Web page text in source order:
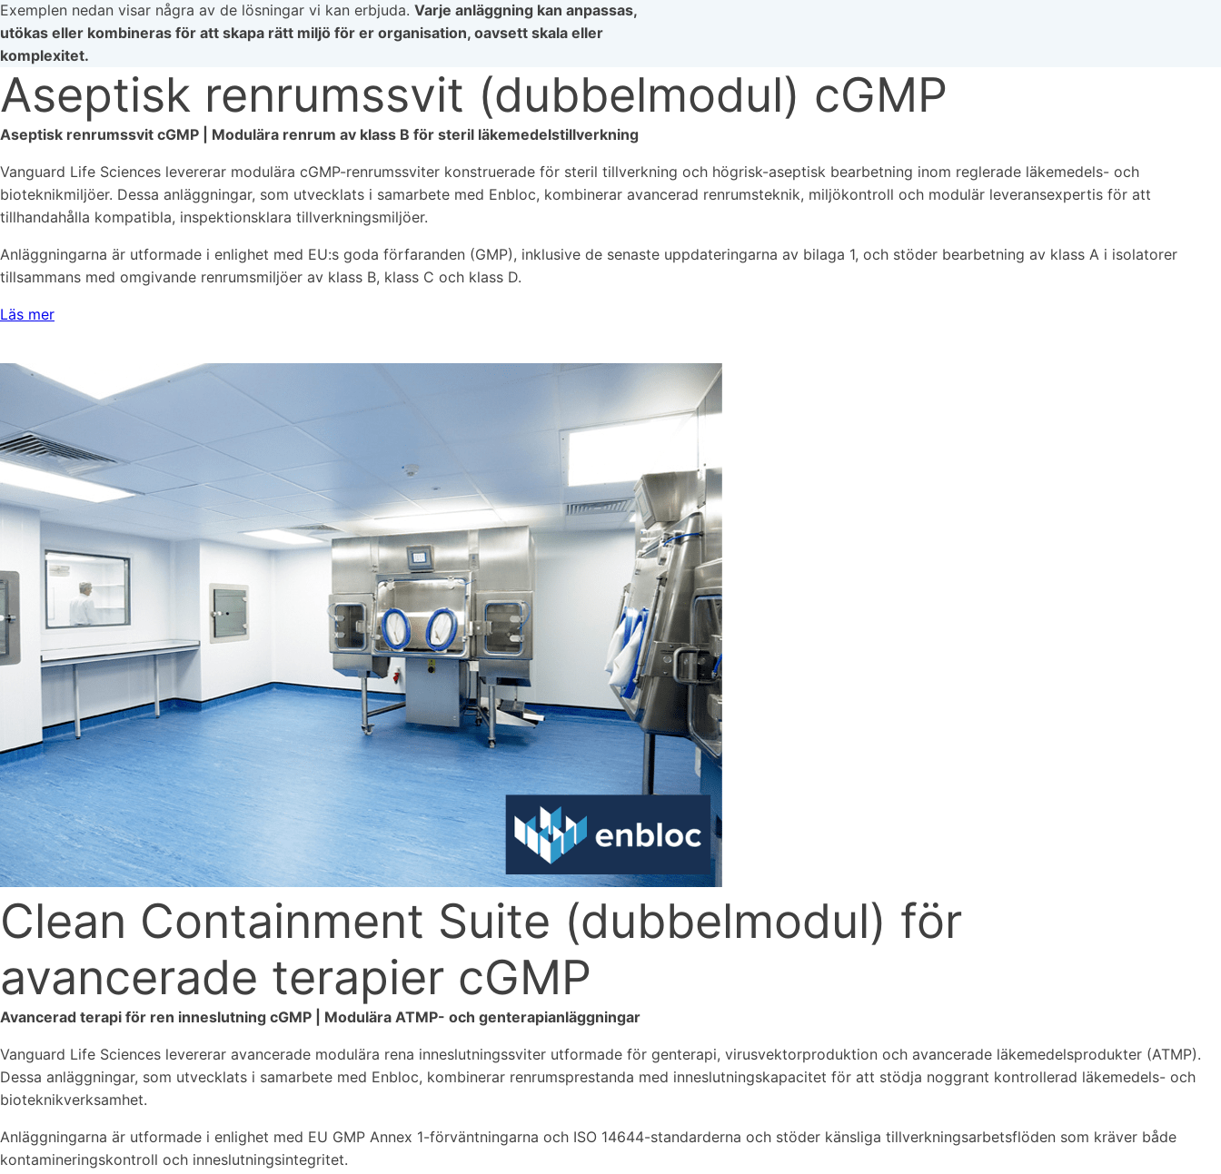
Exemplen nedan visar några av de lösningar vi kan erbjuda. Varje anläggning kan anpassas,
utökas eller kombineras för att skapa rätt miljö för er organisation, oavsett skala eller
komplexitet.
Aseptisk renrumssvit (dubbelmodul) cGMP
Aseptisk renrumssvit cGMP | Modulära renrum av klass B för steril läkemedelstillverkning
Vanguard Life Sciences levererar modulära cGMP-renrumssviter konstruerade för steril tillverkning och högrisk-aseptisk bearbetning inom reglerade läkemedels- och
bioteknikmiljöer. Dessa anläggningar, som utvecklats i samarbete med Enbloc, kombinerar avancerad renrumsteknik, miljökontroll och modulär leveransexpertis för att
tillhandahålla kompatibla, inspektionsklara tillverkningsmiljöer.
Anläggningarna är utformade i enlighet med EU:s goda förfaranden (GMP), inklusive de senaste uppdateringarna av bilaga 1, och stöder bearbetning av klass A i isolatorer
tillsammans med omgivande renrumsmiljöer av klass B, klass C och klass D.
Läs mer
Clean Containment Suite (dubbelmodul) för
avancerade terapier cGMP
Avancerad terapi för ren inneslutning cGMP | Modulära ATMP- och genterapianläggningar
Vanguard Life Sciences levererar avancerade modulära rena inneslutningssviter utformade för genterapi, virusvektorproduktion och avancerade läkemedelsprodukter (ATMP).
Dessa anläggningar, som utvecklats i samarbete med Enbloc, kombinerar renrumsprestanda med inneslutningskapacitet för att stödja noggrant kontrollerad läkemedels- och
bioteknikverksamhet.
Anläggningarna är utformade i enlighet med EU GMP Annex 1-förväntningarna och ISO 14644-standarderna och stöder känsliga tillverkningsarbetsflöden som kräver både
kontamineringskontroll och inneslutningsintegritet.